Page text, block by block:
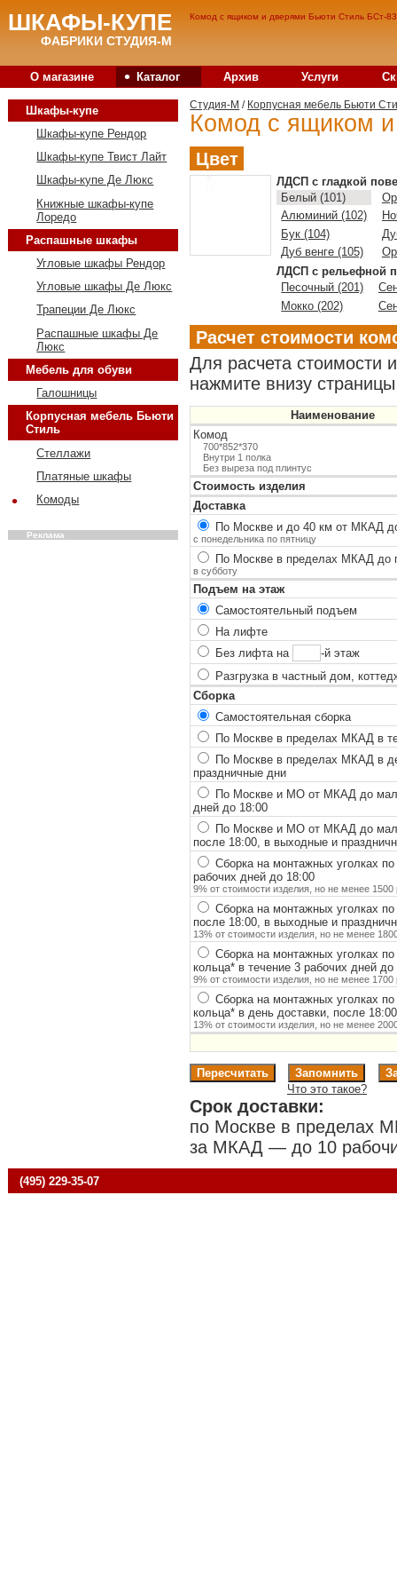
Комод с ящиком и дверями Бьюти Стиль БСт-
ШКАФЫ-КУПЕ
ФАБРИКИ СТУДИЯ-М
О магазине • Каталог Архив Услуги
Студия-M / Корпусная мебель Бьюти
Комод с ящиком
Цвет
ЛДСП с гладкой
Белый (101)
Алюминий (102)
Бук (104)
Дуб венге (105)
ЛДСП с рельефной
Песочный (201)
Мокко (202)
Расчет стоимости
Для расчета стоимости
нажмите внизу
Наименование
Комод
700*852*370
Внутри 1 полка
Без выреза под плинтус
Стоимость изделия
Доставка
По Москве и до 40 км от МКАД
с понедельника по пятницу
По Москве в пределах МКАД до
в субботу
Подъем на этаж
Самостоятельный подъем
На лифте
Без лифта на
-й этаж
Разгрузка в частный дом,
Сборка
Самостоятельная сборка
По Москве в пределах МКАД в
По Москве в пределах МКАД в
праздничные дни
По Москве и МО от МКАД до
дней до 18:00
По Москве и МО от МКАД до
после 18:00, в выходные и
Сборка на монтажных уголках
рабочих дней до 18:00
9% от стоимости изделия, но не менее 1500
Сборка на монтажных уголках
после 18:00, в выходные и
13% от стоимости изделия, но не менее
Сборка на монтажных уголках
кольца*в течение 3 рабочих дней до
9% от стоимости изделия, но не менее 1700
Сборка на монтажных уголках
кольца*в день доставки, после
13% от стоимости изделия, но не менее
Что это такое?
Срок доставки:
по Москве в пределах
за МКАД — до 10
Шкафы-купе
Шкафы-купе Рендор
Шкафы-купе Твист Лайт
Шкафы-купе Де Люкс
Книжные шкафы-купе
Лоредо
Распашные шкафы
Угловые шкафы Рендор
Угловые шкафы Де Люкс
Трапеции Де Люкс
Распашные шкафы Де
Люкс
Мебель для обуви
Галошницы
Корпусная мебель Бьюти
Стиль
Стеллажи
Платяные шкафы
Комоды
•
Реклама
(495) 229-35-07